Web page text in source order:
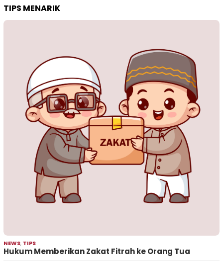
TIPS MENARIK
NEWS, TIPS
Hukum Memberikan Zakat Fitrah ke Orang Tua